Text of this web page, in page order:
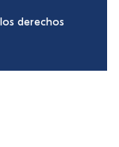
derechos